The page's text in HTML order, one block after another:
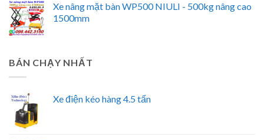
Xe nâng mặt bàn WP500 NIULI - 500kg nâng cao
1500mm
BÁN CHẠY NHẤT
Xe điện kéo hàng 4.5 tấn